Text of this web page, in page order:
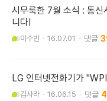
시무룩한 7월 소식 : 통신
니다!
이수빈 16.07.01
LG 인터넷전화기가
김사라 16.06.15